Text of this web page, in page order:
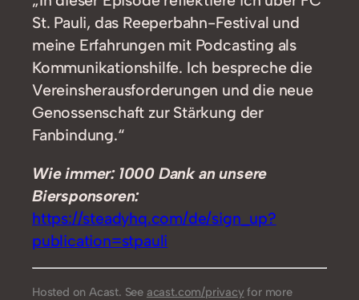
St. Pauli, das Reeperbahn-Festival und
meine Erfahrungen mit Podcasting als
Kommunikationshilfe. Ich bespreche die
Vereinsherausforderungen und die neue
Genossenschaft zur Stärkung der
Fanbindung.“
Wie immer: 1000 Dank an unsere
Biersponsoren:
https://steadyhq.com/de/sign_up?
publication=stpauli
Hosted on Acast. See acast.com/privacy for more